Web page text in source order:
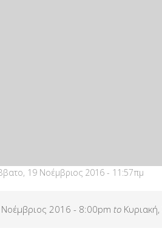
19 Νοέμβριος 2016 - 11:57πμ
Νοέμβριος 2016 - 8:00pm to